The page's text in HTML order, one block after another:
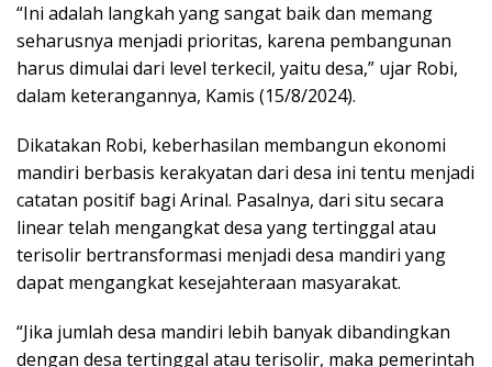
“Ini adalah langkah yang sangat baik dan memang
seharusnya menjadi prioritas, karena pembangunan
harus dimulai dari level terkecil, yaitu desa,” ujar Robi,
dalam keterangannya, Kamis (15/8/2024).
Dikatakan Robi, keberhasilan membangun ekonomi
mandiri berbasis kerakyatan dari desa ini tentu menjadi
catatan positif bagi Arinal. Pasalnya, dari situ secara
linear telah mengangkat desa yang tertinggal atau
terisolir bertransformasi menjadi desa mandiri yang
dapat mengangkat kesejahteraan masyarakat.
“Jika jumlah desa mandiri lebih banyak dibandingkan
dengan desa tertinggal atau terisolir, maka pemerintah